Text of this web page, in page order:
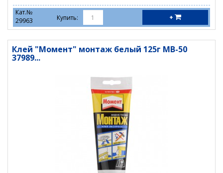
Кат.№
29963
Купить: +
Клей "Момент" монтаж белый 125г МВ-50
37989...